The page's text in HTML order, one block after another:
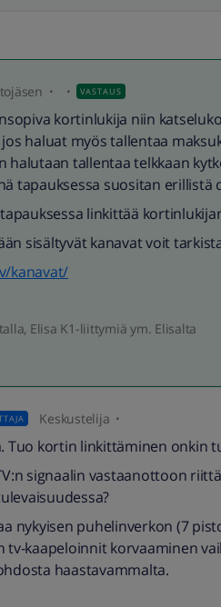
VASTAUS
kortinlukija niin
haluat myös tallentaa
halutaan tallentaa telkkaan
tapauksessa suositan erillistä
linkittää
sisältyvät kanavat voit
kanavat/
Elisa K1-liittymiä ym. Elisalta
Keskustelija
Tuo kortin linkittäminen onkin
signaalin vastaanottoon
nykyisen puhelinverkon (7
tv-kaapeloinnit korvaaminen
haastavammalta.